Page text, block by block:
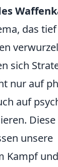
das
sich
nur auf
auf
unsere
Kampf